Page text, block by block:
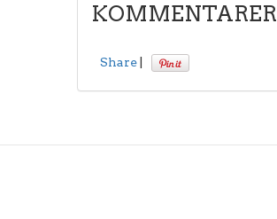
KOMMENTARER
Share